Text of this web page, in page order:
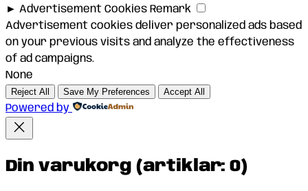
► Advertisement Cookies Remark
Advertisement cookies deliver personalized ads based
on your previous visits and analyze the effectiveness
of ad campaigns.
None
Reject All Save My Preferences Accept All
Powered by
Din varukorg (artiklar: 0)